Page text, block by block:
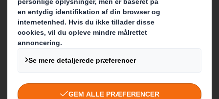
E-handelsemballage
Detailhandel